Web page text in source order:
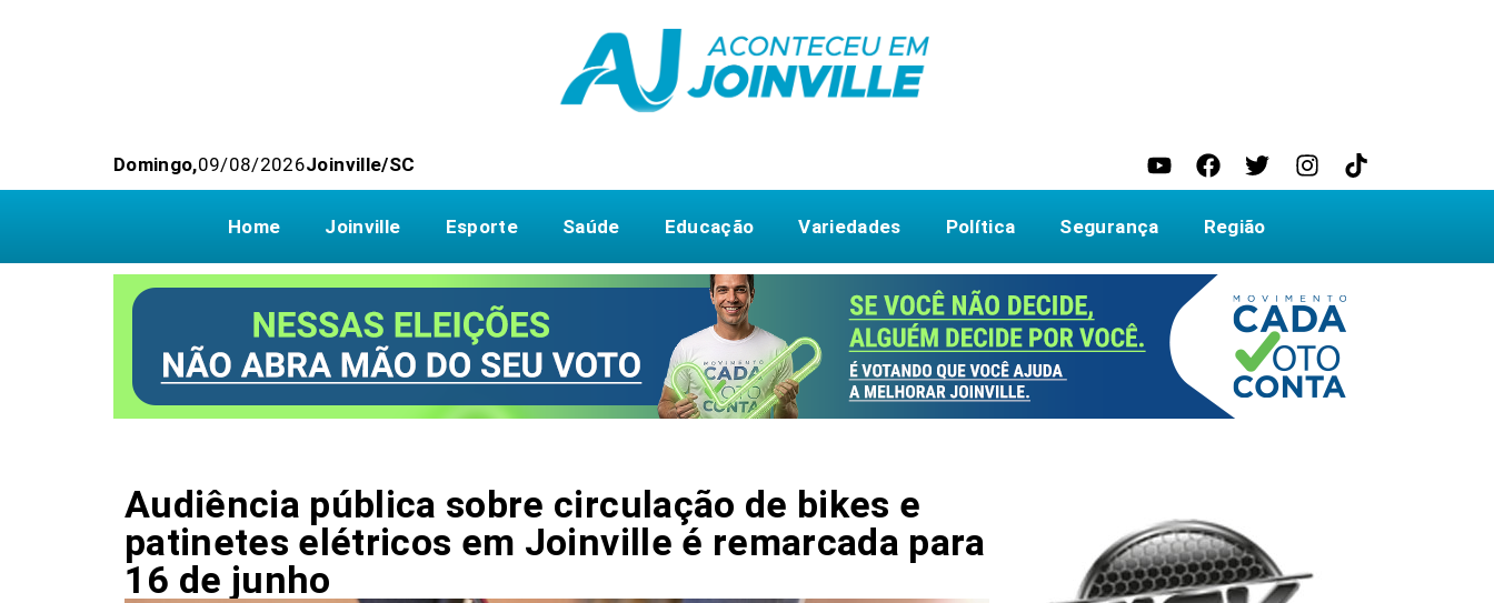
Domingo,09/08/2026Joinville/SC
Home Joinville Esporte Saúde Educação Variedades Política Segurança Região
Audiência pública sobre circulação de bikes e
patinetes elétricos em Joinville é remarcada para
16 de junho